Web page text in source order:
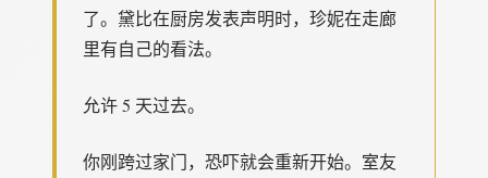
了。黛比在厨房发表声明时，珍妮在走廊
里有自己的看法。
允许 5 天过去。
你刚跨过家门，恐吓就会重新开始。室友